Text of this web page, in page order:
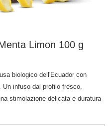
Limon 100 g
biologico dell'Ecuador con
infuso dal profilo fresco,
stimolazione delicata e duratura